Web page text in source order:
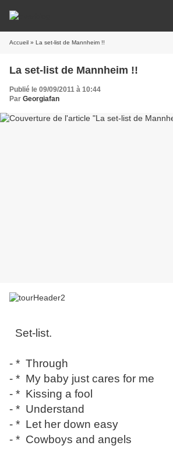
Accueil » La set-list de Mannheim !!
La set-list de Mannheim !!
Publié le 09/09/2011 à 10:44
Par Georgiafan
Set-list.
- * Through
- * My baby just cares for me
- * Kissing a fool
- * Understand
- * Let her down easy
- * Cowboys and angels